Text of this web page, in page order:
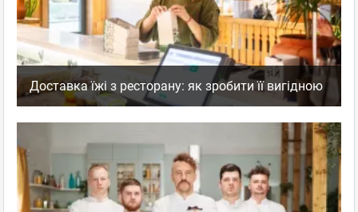
Доставка їжі з ресторану: як зробити її вигідною